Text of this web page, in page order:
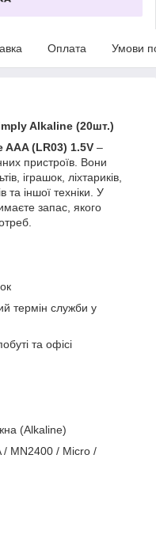
Оплата Умови
Alkaline (20шт.)
(LR03) 1.5V –
пристроїв. Вони
іграшок, ліхтариків,
та іншої техніки. У
запас, якого
термін служби у
та офісі
(Alkaline)
/ MN2400 / Micro /